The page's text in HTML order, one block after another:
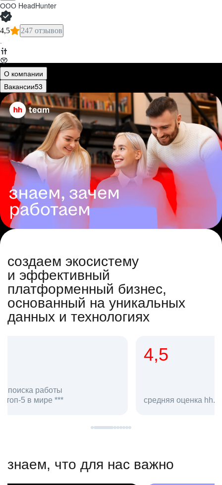
ООО HeadHunter
4,5 247 отзывов
·
О компании
Вакансии53
создаем экосистему
и эффективный
платформенный бизнес,
основанный на уникальных
данных и технологиях
средняя оценка hh.ru как работодателя **
в hh.ru
знаем, что для нас важно